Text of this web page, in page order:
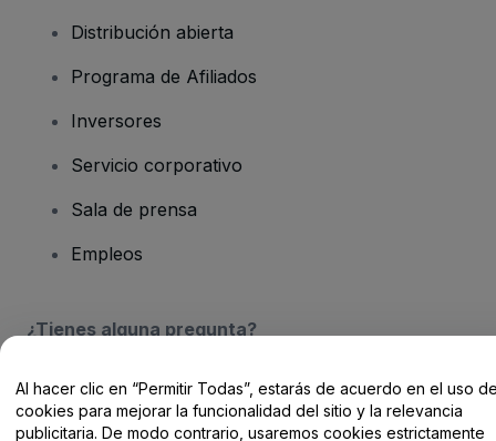
Distribución abierta
Programa de Afiliados
Inversores
Servicio corporativo
Sala de prensa
Empleos
¿Tienes alguna pregunta?
Centro de Ayuda / Contacto
Al hacer clic en “Permitir Todas”, estarás de acuerdo en el uso
cookies para mejorar la funcionalidad del sitio y la relevancia
publicitaria. De modo contrario, usaremos cookies estrictamente